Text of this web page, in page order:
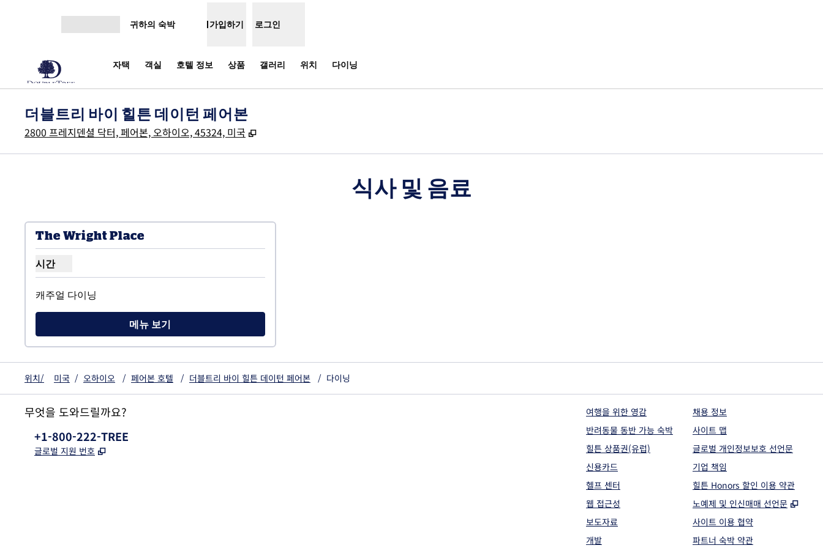
귀하의 숙박 가입하기 로그인
자택 객실 호텔 정보 상품 갤러리 위치 다이닝
더블트리 바이 힐튼 데이턴 페어본
2800 프레지덴셜 닥터, 페어본, 오하이오, 45324, 미국 ,
식사 및 음료
The Wright Place
시간
Wright Place 시간 표시
캐주얼 다이닝
메뉴 보기
위치/ 미국 / 오하이오 / 페어본 호텔 / 더블트리 바이 힐튼 데이턴 페어본 / 다이닝
무엇을 도와드릴까요?
전화:
+1-800-222-TREE
글로벌 지원 번호 ,
여행을 위한 영감
반려동물 동반 가능 숙박
힐튼 상품권(유럽)
신용카드
헬프 센터
웹 접근성
보도자료
개발
채용 정보
사이트 맵
글로벌 개인정보보호 선언문
기업 책임
힐튼 Honors 할인 이용 약관
노예제 및 인신매매 선언문
,
사이트 이용 협약
파트너 숙박 약관